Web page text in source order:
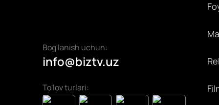
Bog'lanish uchun:
info@biztv.uz
To'lov turlari: